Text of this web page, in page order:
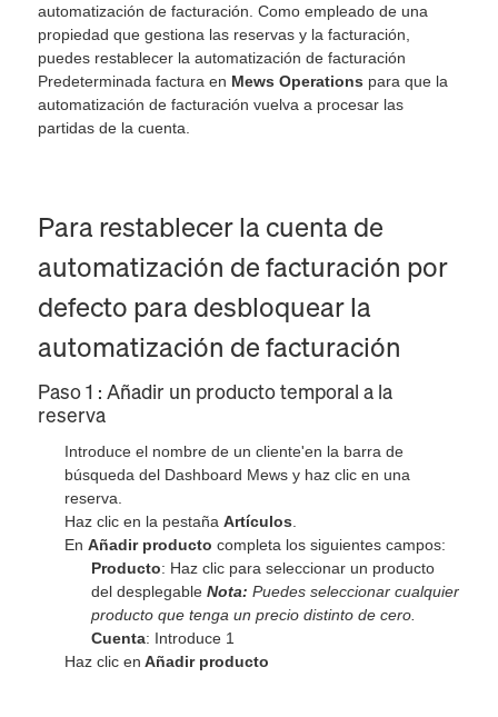
automatización de facturación. Como empleado de una
propiedad que gestiona las reservas y la facturación,
puedes restablecer la automatización de facturación
Predeterminada factura en Mews Operations para que la
automatización de facturación vuelva a procesar las
partidas de la cuenta.
Para restablecer la cuenta de
automatización de facturación por
defecto para desbloquear la
automatización de facturación
Paso 1 : Añadir un producto temporal a la
reserva
Introduce el nombre de un cliente'en la barra de
búsqueda del Dashboard Mews y haz clic en una
reserva.
Haz clic en la pestañaArtículos
EnAñadir productocompleta los siguientes campos:
Producto: Haz clic para seleccionar un producto
del desplegableNota:Puedes seleccionar cualquier
producto que tenga un precio distinto de cero.
Cuenta: Introduce 1
Haz clic en Añadir producto